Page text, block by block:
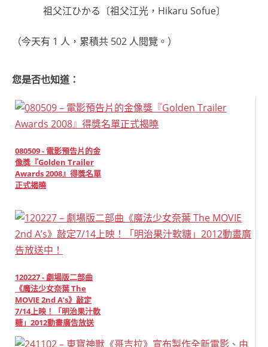
祖父江ひかる〔祖父江光，Hikaru Sofue〕
（今天有 1 人，累積共 502 人閱覽。）
您是否也知道：
080509 - 電影預告片的金
像獎『Golden Trailer
Awards 2008』得獎名單
正式揭曉
120227 - 劇場版二部曲
《魔法少女奈葉 The
MOVIE 2nd A’s》敲定
7/14上映！「明治果汁軟
糖」2012動畫廣告放送
中！